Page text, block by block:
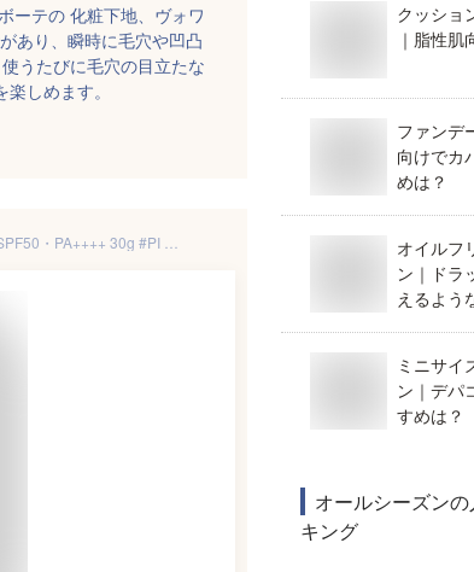
ーテの 化粧下地、ヴォワ
あり、瞬時に毛穴や凹凸
うたびに毛穴の目立たな
しめます。
クッショ
｜脂性肌
ファンデ
向けでカ
めは？
オイルフ
ン｜ドラ
えるよう
ミニサイ
ン｜デパ
すめは？
オールシーズンの
キング